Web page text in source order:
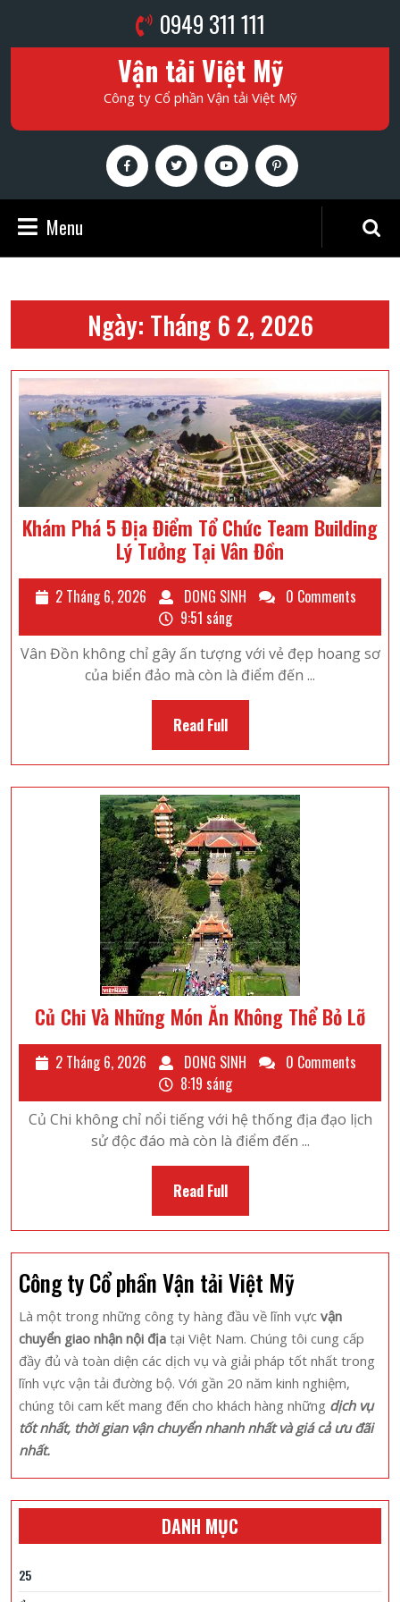
content
0949 311 111
Number
Vận tải Việt Mỹ
Công ty Cổ phần Vận tải Việt Mỹ
FacebookTwitter Youtube Pinterest
Menu
Search
Ngày: Tháng 6 2, 2026
Khám Phá 5 Địa Điểm Tổ Chức Team Building
Lý Tưởng Tại Vân Đồn
Phá
5
Điểm
Tổ
Chức
Lý
Tưởng
Tại
Vân
Đồn
2 Tháng 6, 2026
2
Tháng
6,
2026
DONG SINH
DONG 0 Comments
9:51 sáng
Vân Đồn không chỉ gây ấn tượng với vẻ đẹp hoang sơ
của biển đảo mà còn là điểm đến ...
Read FullRead
Full
Củ Chi Và Những Món Ăn Không Thể Bỏ LỡCủ
Chi
Món
Ăn
Lỡ
2 Tháng 6, 2026
2
Tháng
6,
2026
DONG SINH
DONG 0 Comments
8:19 sáng
Củ Chi không chỉ nổi tiếng với hệ thống địa đạo lịch
sử độc đáo mà còn là điểm đến ...
Read FullRead
Full
Công ty Cổ phần Vận tải Việt Mỹ
Là một trong những công ty hàng đầu về lĩnh vực vận
chuyển giao nhận nội địa tại Việt Nam. Chúng tôi cung cấp
đầy đủ và toàn diện các dịch vụ và giải pháp tốt nhất trong
lĩnh vực vận tải đường bộ. Với gần 20 năm kinh nghiệm,
chúng tôi cam kết mang đến cho khách hàng những dịch vụ
tốt nhất, thời gian vận chuyển nhanh nhất và giá cả ưu đãi
nhất.
DANH MỤC
25